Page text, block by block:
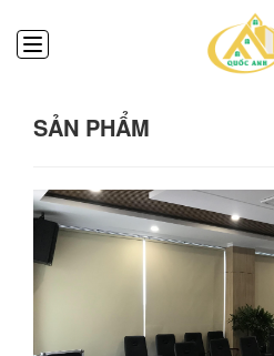
SẢN PHẨM